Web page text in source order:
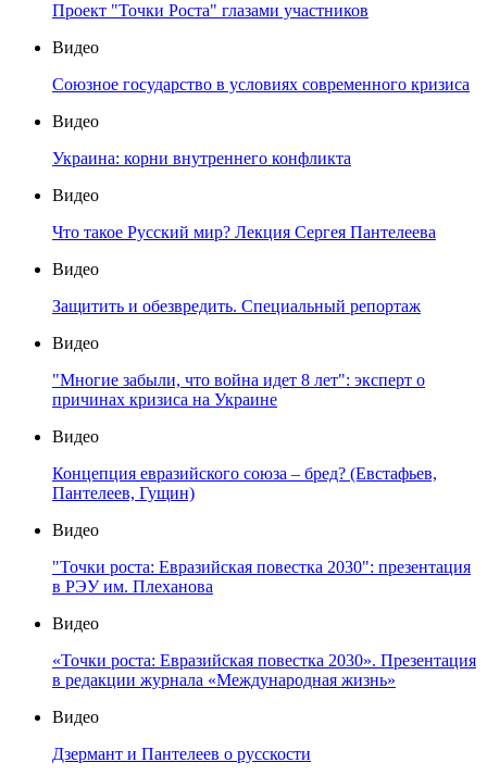
Проект "Точки Роста" глазами участников
Видео
Союзное государство в условиях современного кризиса
Видео
Украина: корни внутреннего конфликта
Видео
Что такое Русский мир? Лекция Сергея Пантелеева
Видео
Защитить и обезвредить. Специальный репортаж
Видео
"Многие забыли, что война идет 8 лет": эксперт о
причинах кризиса на Украине
Видео
Концепция евразийского союза – бред? (Евстафьев,
Пантелеев, Гущин)
Видео
"Точки роста: Евразийская повестка 2030": презентация
в РЭУ им. Плеханова
Видео
«Точки роста: Евразийская повестка 2030». Презентация
в редакции журнала «Международная жизнь»
Видео
Дзермант и Пантелеев о русскости